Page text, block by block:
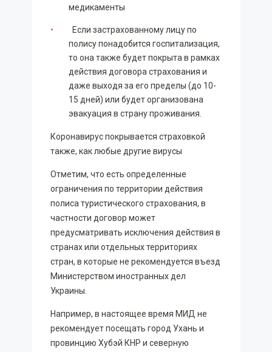
медикаменты
Если застрахованному лицу по
полису понадобится госпитализация,
то она также будет покрыта в рамках
действия договора страхования и
даже выходя за его пределы (до 10-
15 дней) или будет организована
эвакуация в страну проживания.
Коронавирус покрывается страховкой
также, как любые другие вирусы
Отметим, что есть определенные
ограничения по территории действия
полиса туристического страхования, в
частности договор может
предусматривать исключения действия в
странах или отдельных территориях
стран, в которые не рекомендуется въезд
Министерством иностранных дел
Украины.
Например, в настоящее время МИД не
рекомендует посещать город Ухань и
провинцию Хубэй КНР и северную